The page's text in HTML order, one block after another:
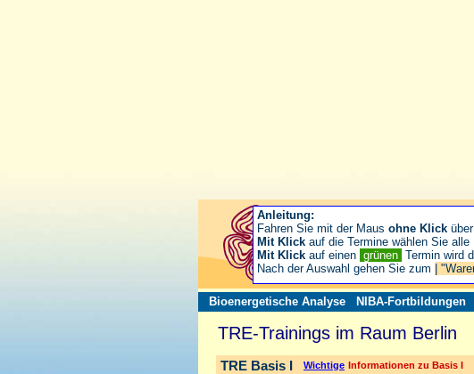
Bioenergetische Analyse NIBA-Fortbildungen
TRE-Trainings im Raum Berlin
TRE Basis I Wichtige Informationen zu Basis I
Anleitung:
Fahren Sie mit der Maus ohne Klick
Mit Klick auf die Termine wählen Sie
Mit Klick auf einen grünen Termin wird
Nach der Auswahl gehen Sie zum
|